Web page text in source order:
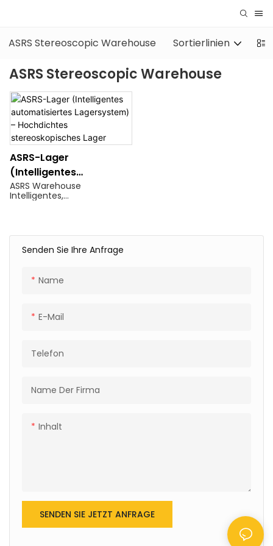
ASRS Stereoscopic Warehouse Sortierlinien
ASRS Stereoscopic Warehouse
Senden Sie Ihre Anfrage
Name
E-Mail
Telefon
Name Der Firma
Inhalt
SENDEN SIE JETZT ANFRAGE
ASRS-Lager
(Intelligentes
Automatisiertes
Lagersystem) –
ASRS Warehouse
Intelligentes,
Logistik/E-Commerce.
Details und Preise finden Sie
bei ASRS Warehouse, einem
automatisierten
Lagersystem mit hoher
International Group Limited.